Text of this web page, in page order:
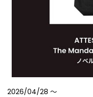
2026/04/28 〜